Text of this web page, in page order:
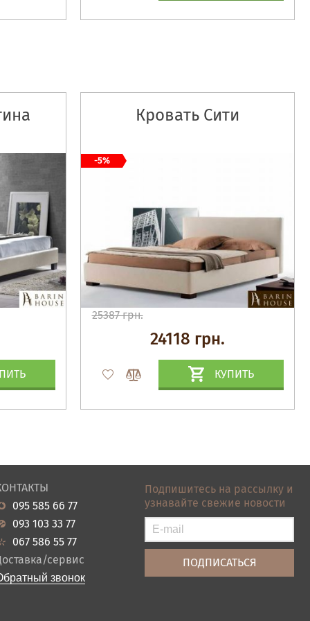
Кровать Сити
25387 грн.
24118 грн.
КУПИТЬ
-5%
095 585 66 77
093 103 33 77
067 586 55 77
Доставка/сервис
звонок
Подпишитесь на рассылку и
узнавайте свежие новости